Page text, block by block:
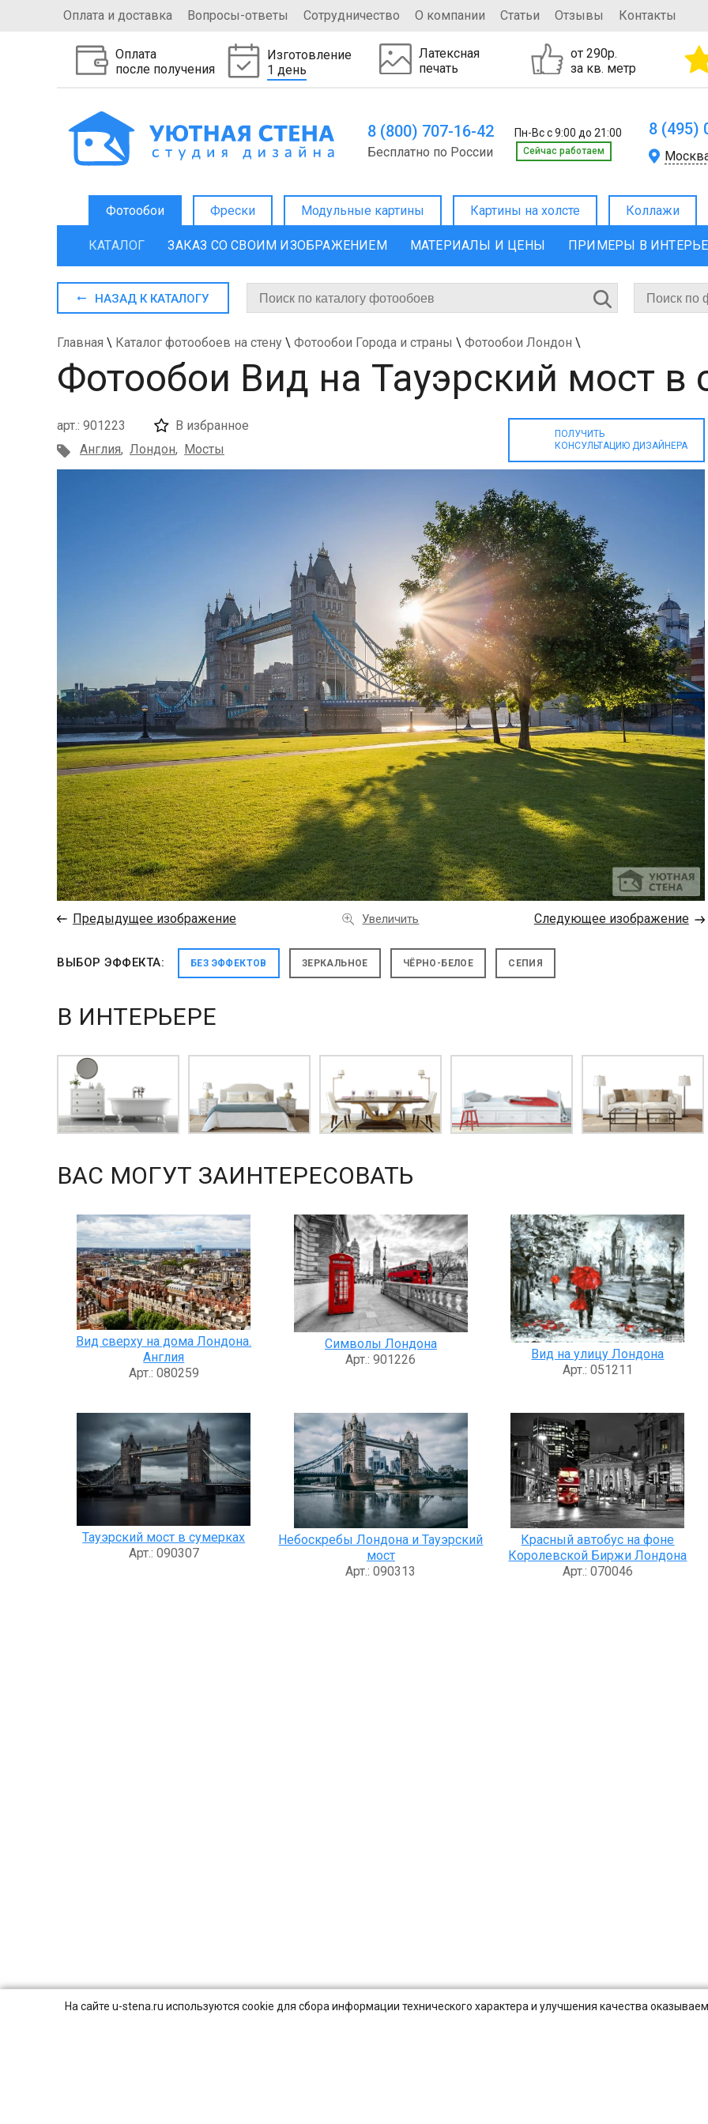
На сайте u-stena.ru используются cookie для сбора информации технического характера и улучшения качества
Оплата и доставка Вопросы-ответы Сотрудничество О компании Статьи Отзывы Контакты
Оплата
после получения
Изготовление
1 день
Латексная
печать
от 290р.
за кв. метр
8 (800) 707-16-42 Пн-Вс с 9:00 до 21:00
Бесплатно по России Cейчас работаем
8 (495)
Фотообои Фрески Модульные картины Картины на холсте Коллажи
КАТАЛОГ ЗАКАЗ СО СВОИМ ИЗОБРАЖЕНИЕМ МАТЕРИАЛЫ И ЦЕНЫ ПРИМЕРЫ В
НАЗАД К КАТАЛОГУ
Главная \ Каталог фотообоев на стену \ Фотообои Города и страны \ Фотообои Лондон \
Фотообои Вид на Тауэрский мост в
арт.: 901223
В избранное
Англия, Лондон, Мосты
ПОЛУЧИТЬ
КОНСУЛЬТАЦИЮ ДИЗАЙНЕРА
← Предыдущее изображение Увеличить Следующее изображение →
ВЫБОР ЭФФЕКТА: БЕЗ ЭФФЕКТОВ ЗЕРКАЛЬНОЕ ЧЁРНО-БЕЛОЕ СЕПИЯ
В ИНТЕРЬЕРЕ
ВАС МОГУТ ЗАИНТЕРЕСОВАТЬ
Вид сверху на дома Лондона.
Англия
Арт.: 080259
Символы Лондона
Арт.: 901226
Вид на улицу Лондона
Арт.: 051211
Тауэрский мост в сумерках
Арт.: 090307
Небоскребы Лондона и Тауэрский
мост
Арт.: 090313
Красный автобус на фоне
Королевской Биржи Лондона
Арт.: 070046